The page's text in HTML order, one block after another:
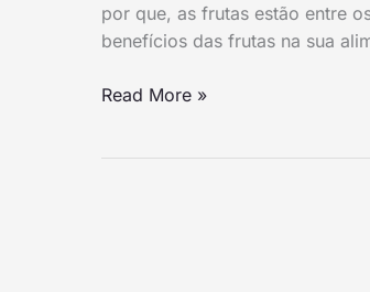
por que, as frutas estão entre
benefícios das frutas na sua
Alimentação
Diária
Read More »